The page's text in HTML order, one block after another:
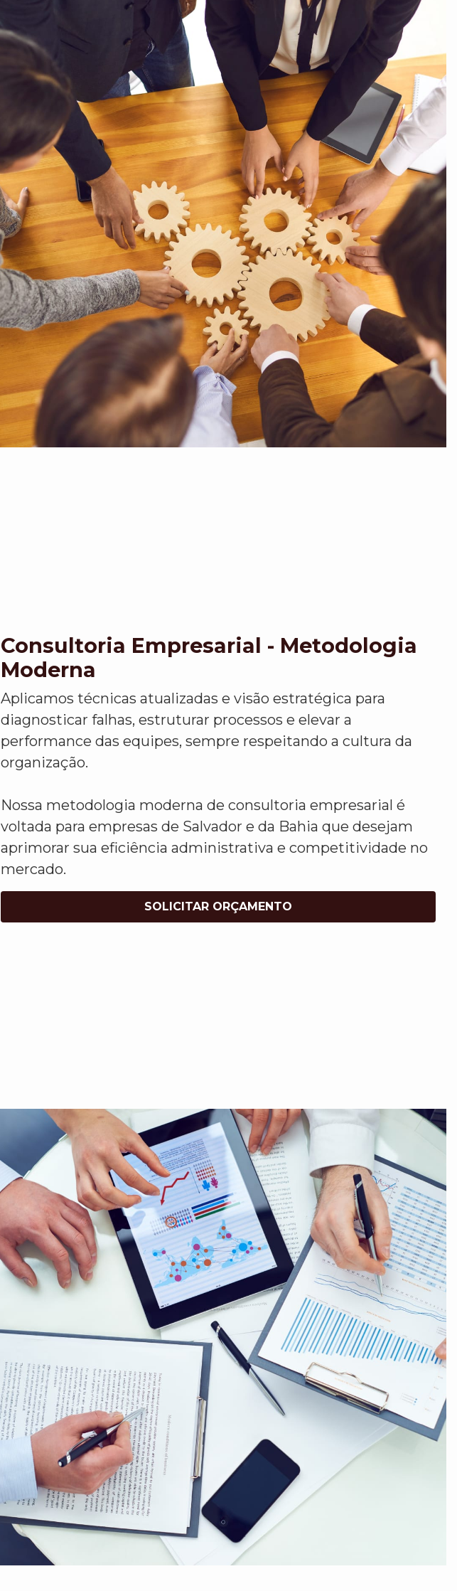
Consultoria Empresarial - Metodologia
Moderna
Aplicamos técnicas atualizadas e visão estratégica para
diagnosticar falhas, estruturar processos e elevar a
performance das equipes, sempre respeitando a cultura da
organização.
Nossa metodologia moderna de consultoria empresarial é
voltada para empresas de Salvador e da Bahia que desejam
aprimorar sua eficiência administrativa e competitividade no
mercado.
SOLICITAR ORÇAMENTO